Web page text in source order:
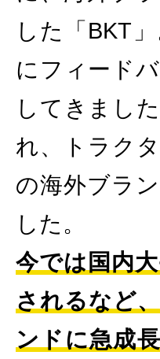
した「BKT
にフィード
してきまし
れ、トラク
の海外ブラ
した。
今では国内
されるなど
ンドに急成